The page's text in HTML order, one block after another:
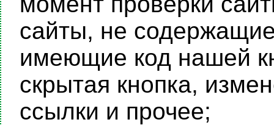
сайты, не
имеющие код нашей
скрытая кнопка,
ссылки и прочее;